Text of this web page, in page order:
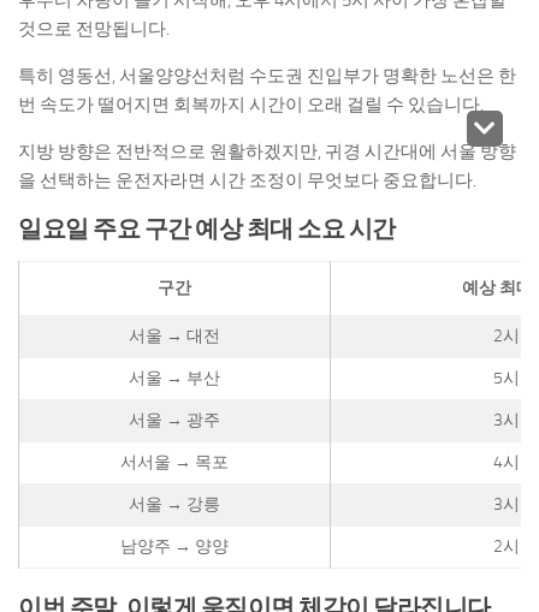
것으로 전망됩니다.
특히 영동선, 서울양양선처럼 수도권 진입부가 명확한 노선은 한
번 속도가 떨어지면 회복까지 시간이 오래 걸릴 수 있습니다.
지방 방향은 전반적으로 원활하겠지만, 귀경 시간대에 서울 방향
을 선택하는 운전자라면 시간 조정이 무엇보다 중요합니다.
일요일 주요 구간 예상 최대 소요 시간
구간 예상 최대
서울 → 대전 2시
서울 → 부산 5시
서울 → 광주 3시
서서울 → 목포 4시
서울 → 강릉 3시
남양주 → 양양 2시